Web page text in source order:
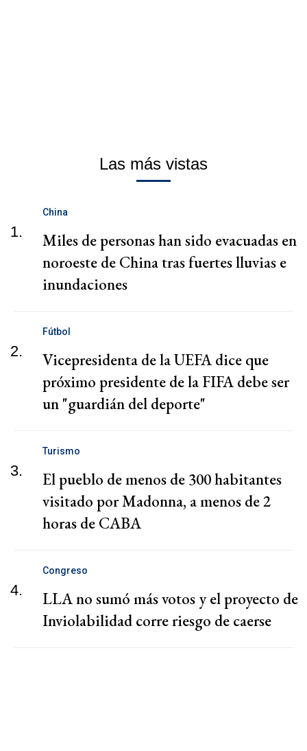
Las más vistas
1.
China
Miles de personas han sido evacuadas en
noroeste de China tras fuertes lluvias e
inundaciones
2.
Fútbol
Vicepresidenta de la UEFA dice que
próximo presidente de la FIFA debe ser
un "guardián del deporte"
3.
Turismo
El pueblo de menos de 300 habitantes
visitado por Madonna, a menos de 2
horas de CABA
4.
Congreso
LLA no sumó más votos y el proyecto de
Inviolabilidad corre riesgo de caerse